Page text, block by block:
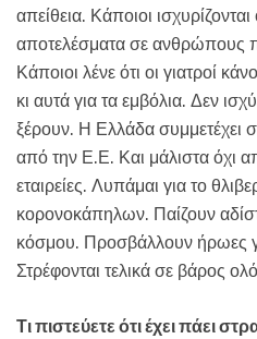
απείθεια. Κάποιοι
αποτελέσματα σε ανθρώπους
Κάποιοι λένε ότι οι γιατροί
κι αυτά για τα εμβόλια. Δεν
ξέρουν. Η Ελλάδα συμμετέχει
από την Ε.Ε. Και μάλιστα όχι
εταιρείες. Λυπάμαι για το
κορονοκάπηλων. Παίζουν
κόσμου. Προσβάλλουν ήρωες
Στρέφονται τελικά σε βάρος
Τι πιστεύετε ότι έχει πάει